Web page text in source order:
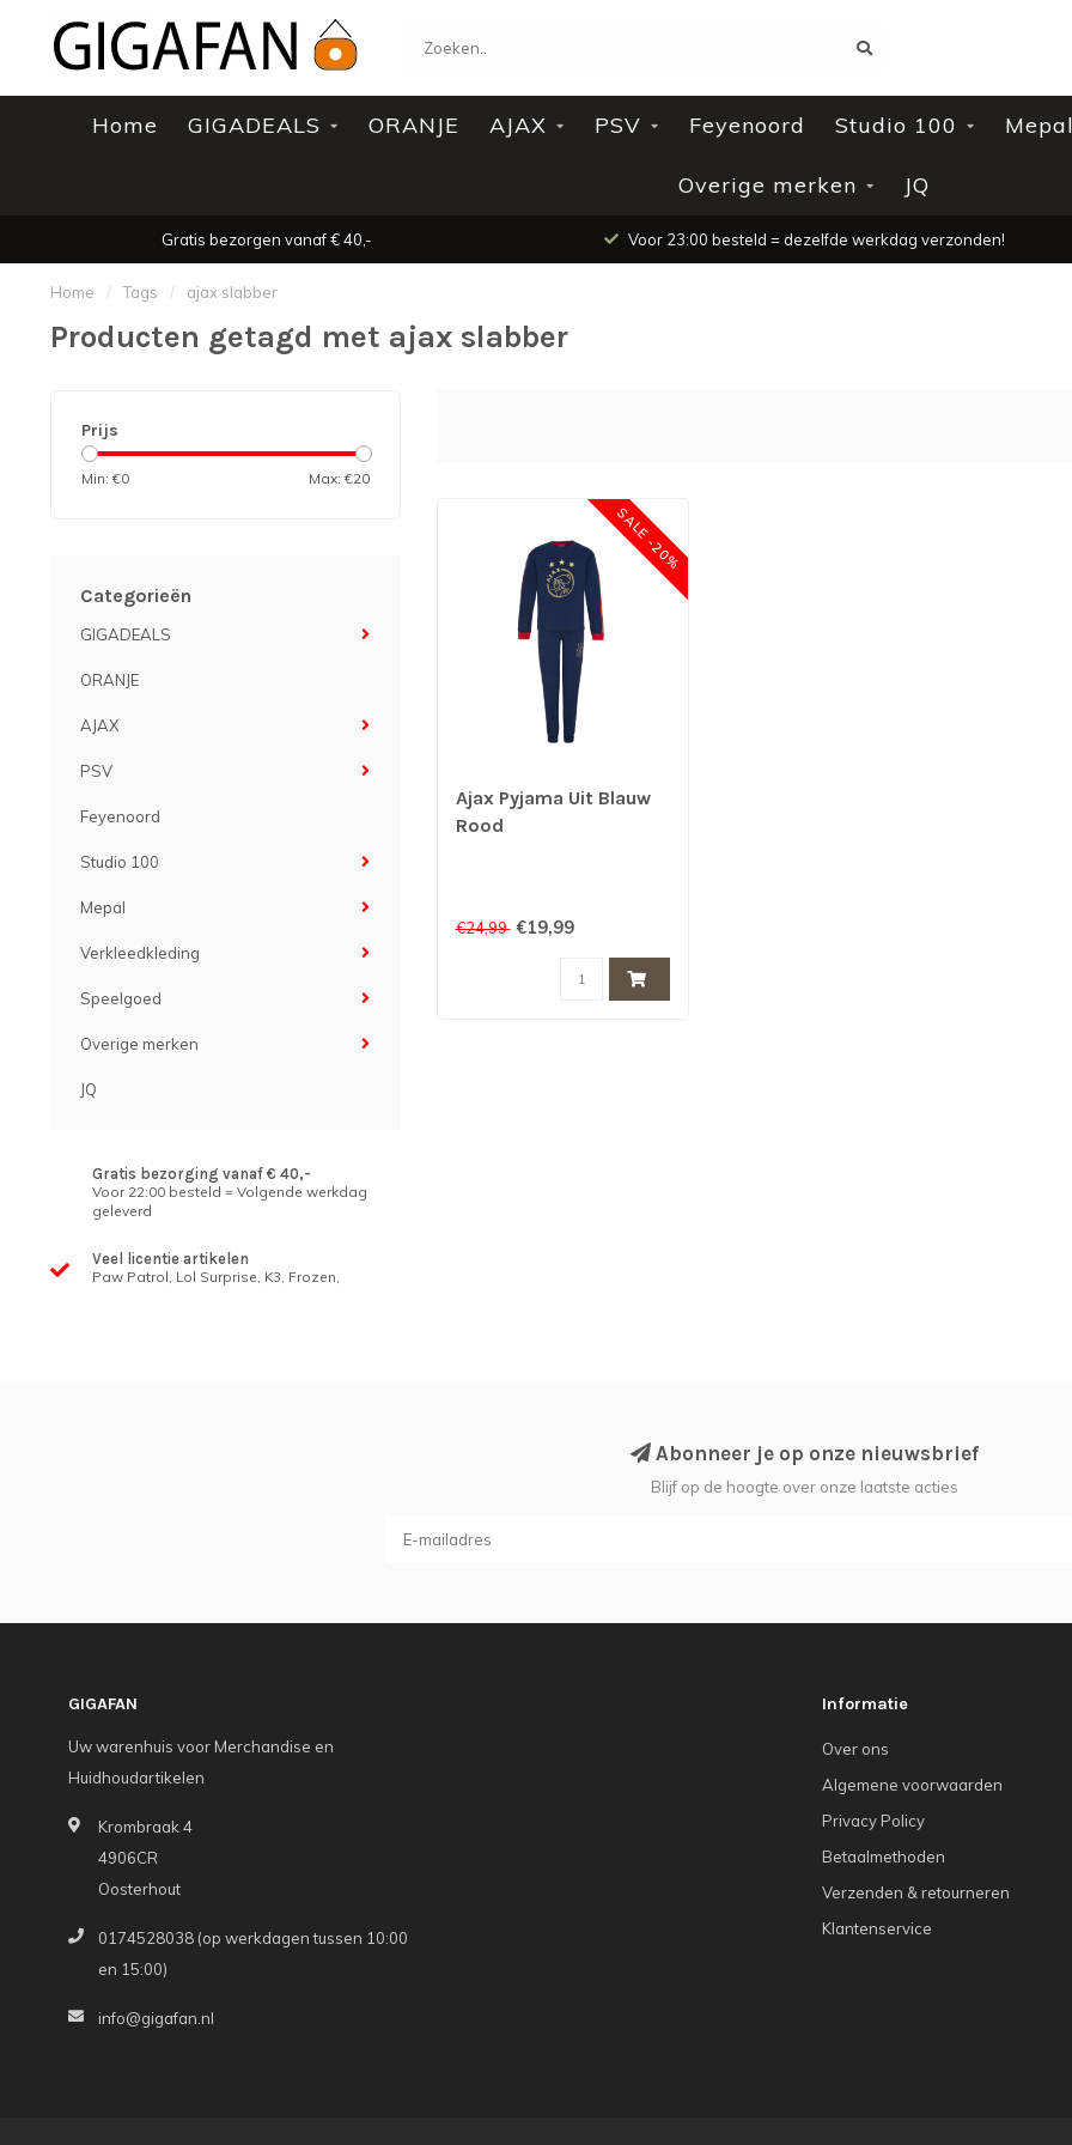
Home GIGADEALS ORANJE AJAX PSV Feyenoord Studio 100 Mepal
Overige merken JQ
Gratis bezorgen vanaf € 40,- Voor 23:00 besteld = dezelfde werkdag verzonden!
Home / Tags / ajax slabber
Producten getagd met ajax slabber
Prijs
Min: €0 Max: €20
Categorieën
GIGADEALS
ORANJE
AJAX
PSV
Feyenoord
Studio 100
Mepal
Verkleedkleding
Speelgoed
Overige merken
JQ
Gratis bezorging vanaf € 40,-
Voor 22:00 besteld = Volgende werkdag
geleverd
Veel licentie artikelen
Paw Patrol, Lol Surprise, K3, Frozen,
SALE -20%
Ajax Pyjama Uit Blauw
Rood
€24,99 €19,99
Abonneer je op onze nieuwsbrief
Blijf op de hoogte over onze laatste acties
GIGAFAN
Uw warenhuis voor Merchandise en
Huidhoudartikelen
Krombraak 4
4906CR
Oosterhout
0174528038 (op werkdagen tussen 10:00
en 15:00)
info@gigafan.nl
Informatie
Over ons
Algemene voorwaarden
Privacy Policy
Betaalmethoden
Verzenden & retourneren
Klantenservice